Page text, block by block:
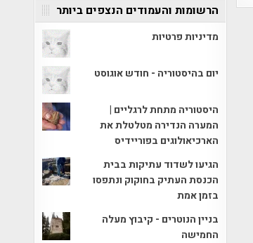
הרשומות והעמודים הנצפים ביותר
מדיניות פרטיות
יום בהיסטוריה - חודש אוגוסט
היסטוריה מתחת לרגליים |
המערה הנדירה מטלטלת את
הארכיאולוגים בפוריידיס
הגיעו לשדוד עתיקות בבית
הכנסת העתיק בחוקוק ונתפסו
בזמן אמת
בניין הנוטרים - קיבוץ מעלה
החמישה